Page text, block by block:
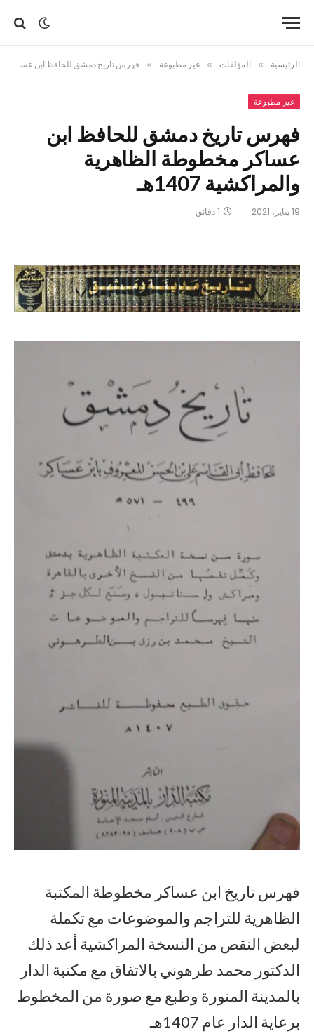
الرئيسية » المؤلفات » غير مطبوعة » فهرس تاريخ دمشق للحافظ ابن عساكر مخطوطة الظاهرية والمراكشية 1407هـ
غير مطبوعة
فهرس تاريخ دمشق للحافظ ابن
عساكر مخطوطة الظاهرية
والمراكشية 1407هـ
19 يناير، 2021 1 دقائق
فهرس تاريخ ابن عساكر مخطوطة المكتبة
الظاهرية للتراجم والموضوعات مع تكملة
لبعض النقص من النسخة المراكشية أعد ذلك
الدكتور محمد طرهوني بالاتفاق مع مكتبة الدار
بالمدينة المنورة وطبع مع صورة من المخطوط
برعاية الدار عام 1407هـ